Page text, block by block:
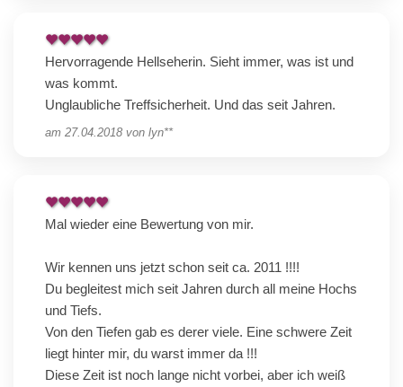
Hervorragende Hellseherin. Sieht immer, was ist und
was kommt.
Unglaubliche Treffsicherheit. Und das seit Jahren.
am 27.04.2018 von lyn**
Mal wieder eine Bewertung von mir.
Wir kennen uns jetzt schon seit ca. 2011 !!!!
Du begleitest mich seit Jahren durch all meine Hochs
und Tiefs.
Von den Tiefen gab es derer viele. Eine schwere Zeit
liegt hinter mir, du warst immer da !!!
Diese Zeit ist noch lange nicht vorbei, aber ich weiß